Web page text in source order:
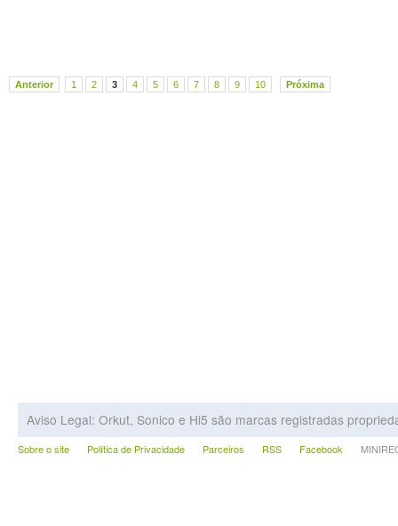
Anterior 1 2 3 4 5 6 7 8 9 10 Próxima
Aviso Legal: Orkut, Sonico e Hi5 são marcas registradas
Sobre o site Política de Privacidade Parceiros RSS Facebook